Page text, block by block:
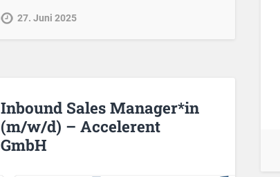
27. Juni 2025
Inbound Sales Manager*in
(m/w/d) – Accelerent
GmbH